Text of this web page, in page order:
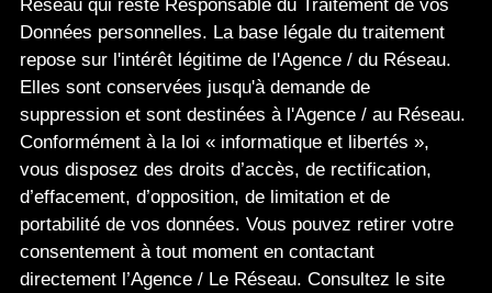
Réseau qui reste Responsable du Traitement de vos
Données personnelles. La base légale du traitement
repose sur l'intérêt légitime de l'Agence / du Réseau.
Elles sont conservées jusqu'à demande de
suppression et sont destinées à l'Agence / au Réseau.
Conformément à la loi « informatique et libertés »,
vous disposez des droits d’accès, de rectification,
d’effacement, d’opposition, de limitation et de
portabilité de vos données. Vous pouvez retirer votre
consentement à tout moment en contactant
directement l’Agence / Le Réseau. Consultez le site